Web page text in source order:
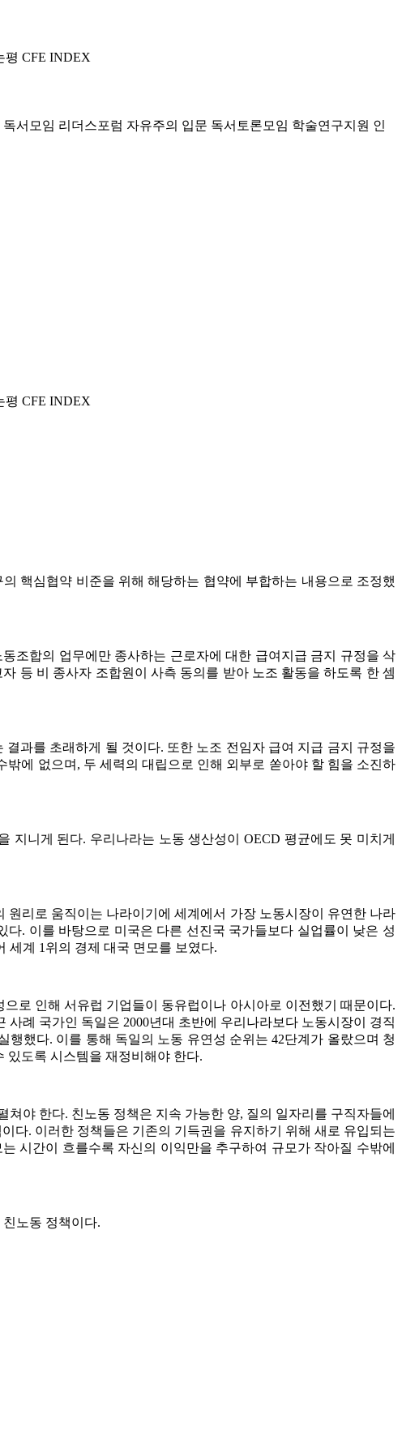
평 CFE INDEX
독서모임 리더스포럼 자유주의 입문 독서토론모임 학술연구지원 인
평 CFE INDEX
핵심협약 비준을 위해 해당하는 협약에 부합하는 내용으로 조정했
조합의 업무에만 종사하는 근로자에 대한 급여지급 금지 규정을 삭
등 비 종사자 조합원이 사측 동의를 받아 노조 활동을 하도록 한 셈
과를 초래하게 될 것이다. 또한 노조 전임자 급여 지급 금지 규정을
에 없으며, 두 세력의 대립으로 인해 외부로 쏟아야 할 힘을 소진하
니게 된다. 우리나라는 노동 생산성이 OECD 평균에도 못 미치게
리로 움직이는 나라이기에 세계에서 가장 노동시장이 유연한 나라
. 이를 바탕으로 미국은 다른 선진국 국가들보다 실업률이 낮은 성
세계 1위의 경제 대국 면모를 보였다.
로 인해 서유럽 기업들이 동유럽이나 아시아로 이전했기 때문이다.
례 국가인 독일은 2000년대 초반에 우리나라보다 노동시장이 경직
행했다. 이를 통해 독일의 노동 유연성 순위는 42단계가 올랐으며 청
있도록 시스템을 재정비해야 한다.
야 한다. 친노동 정책은 지속 가능한 양, 질의 일자리를 구직자들에
다. 이러한 정책들은 기존의 기득권을 유지하기 위해 새로 유입되는
시간이 흐를수록 자신의 이익만을 추구하여 규모가 작아질 수밖에
노동 정책이다.